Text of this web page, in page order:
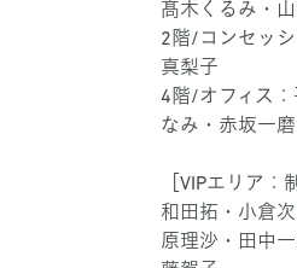
髙木くるみ・
2階/コンセッ
真梨子
4階/オフィス
なみ・赤坂一磨
［VIPエリア：
和田拓・小倉
原理沙・田中